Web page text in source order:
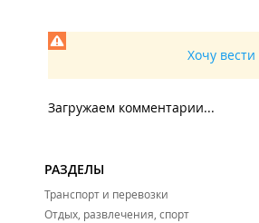
Хочу
Загружаем комментарии...
РАЗДЕЛЫ
Транспорт и перевозки
Отдых, развлечения, спорт